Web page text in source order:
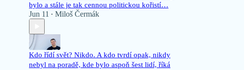
bylo a stále je tak cennou politickou kořistí…
Jun 11 • Miloš Čermák
Kdo řídí svět? Nikdo. A kdo tvrdí opak, nikdy
nebyl na poradě, kde bylo aspoň šest lidí, říká